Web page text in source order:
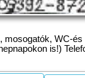
mosogatók, WC-és
is!)